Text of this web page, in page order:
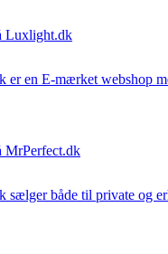
Luxlight.dk
er en E-mærket webshop
MrPerfect.dk
både til private og